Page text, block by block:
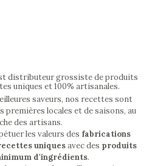
distributeur grossiste de produits
uniques et 100% artisanales.
saveurs, nos recettes sont
premières locales et de saisons, au
des artisans.
les valeurs des fabrications
uniquesavec des produits
d'ingrédients.